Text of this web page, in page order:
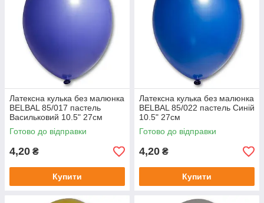
Латексна кулька без малюнка
BELBAL 85/017 пастель
Васильковий 10.5" 27см
Готово до відправки
4,20 ₴
Купити
Латексна кулька без малюнка
BELBAL 85/022 пастель Синій
10.5" 27см
Готово до відправки
4,20 ₴
Купити